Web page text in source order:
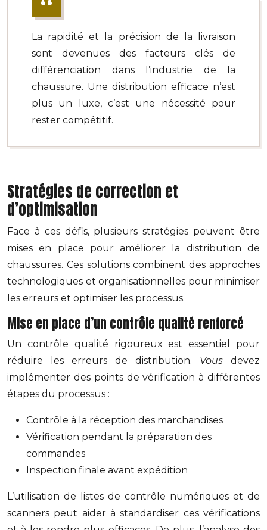
La rapidité et la précision de la livraison
sont devenues des facteurs clés de
différenciation dans l’industrie de la
chaussure. Une distribution efficace n’est
plus un luxe, c’est une nécessité pour
rester compétitif.
Stratégies de correction et
d’optimisation
Face à ces défis, plusieurs stratégies peuvent être
mises en place pour améliorer la distribution de
chaussures. Ces solutions combinent des approches
technologiques et organisationnelles pour minimiser
les erreurs et optimiser les processus.
Mise en place d’un contrôle qualité renforcé
Un contrôle qualité rigoureux est essentiel pour
réduire les erreurs de distribution. Vous devez
implémenter des points de vérification à différentes
étapes du processus :
Contrôle à la réception des marchandises
Vérification pendant la préparation des
commandes
Inspection finale avant expédition
L’utilisation de listes de contrôle numériques et de
scanners peut aider à standardiser ces vérifications